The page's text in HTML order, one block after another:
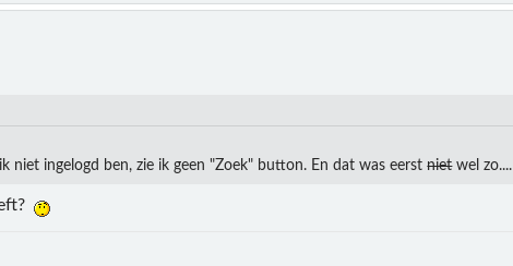
niet ingelogd ben, zie ik geen "Zoek" button. En dat was eerstnietwel zo....